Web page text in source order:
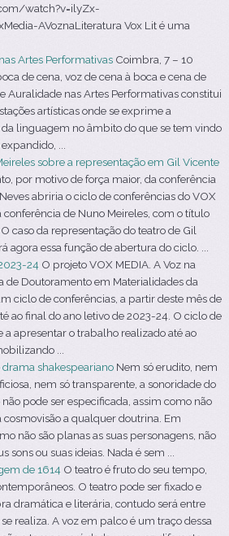
watch?v=ilyZx-
AVoznaLiteratura Vox Lit é uma
Artes Performativas Coimbra, 7 – 10
de cena, voz de cena à boca e cena de
Auralidade nas Artes Performativas constitui
artísticas onde se exprime a
linguagem no âmbito do que se tem vindo
...
sobre a representação em Gil Vicente
por motivo de força maior, da conferência
abriria o ciclo de conferências do VOX
conferência de Nuno Meireles, com o título
caso da representação do teatro de Gil
agora essa função de abertura do ciclo. ...
24 O projeto VOX MEDIA. A Voz na
de Doutoramento em Materialidades da
ciclo de conferências, a partir deste mês de
ao final do ano letivo de 2023-24. O ciclo de
a apresentar o trabalho realizado até ao
...
shakespeariano Nem só erudito, nem
nem só transparente, a sonoridade do
pode ser especificada, assim como não
cosmovisão a qualquer doutrina. Em
não são planas as suas personagens, não
sons ou suas ideias. Nada é sem ...
de 1614 O teatro é fruto do seu tempo,
O teatro pode ser fixado e
dramática e literária, contudo será entre
realiza. A voz em palco é um traço dessa